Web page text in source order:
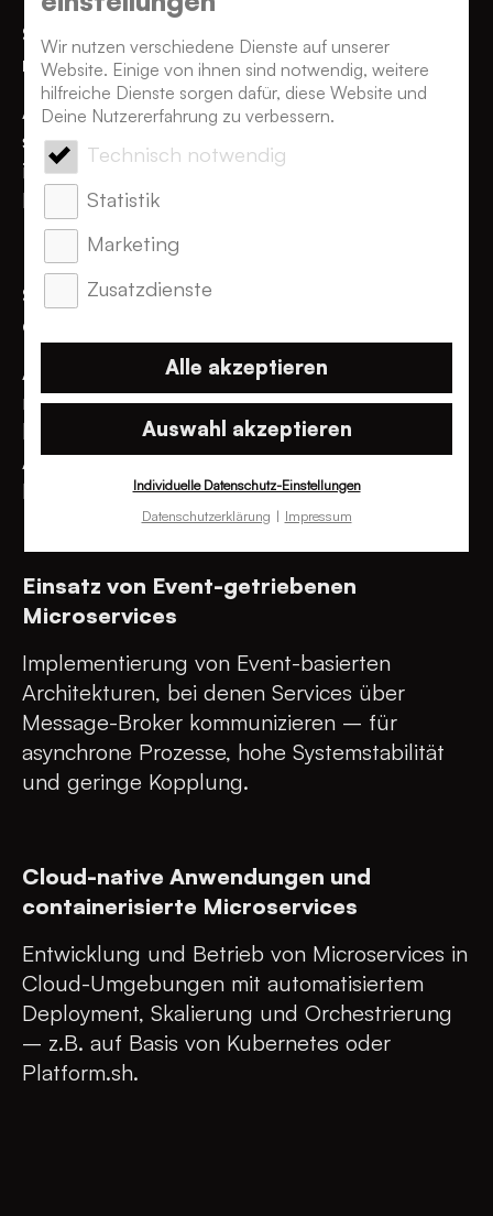
Wir nutzen verschiedene Dienste auf unserer
Website. Einige von ihnen sind notwendig, weitere
hilfreiche Dienste sorgen dafür, diese Website und
Deine Nutzererfahrung zu verbessern.
Technisch notwendig
Statistik
Marketing
Zusatzdienste
Alle akzeptieren
Auswahl akzeptieren
Individuelle Datenschutz-Einstellungen
Datenschutzerklärung
Impressum
Schrittweise Modernisierung
monolithischer Anwendungen
Ablösung komplexer Monolithen durch
sukzessive Auslagerung einzelner Funktionen
in eigenständige Microservices – für mehr
Flexibilität, Wartbarkeit und Skalierbarkeit.
Skalierbare Backend-Architekturen für
digitale Produkte
Aufbau flexibler Backend-Services, die je
nach Bedarf skaliert und angepasst werden
können – ideal für stark frequentierte
Anwendungen oder wachsende
Nutzerzahlen.
Einsatz von Event-getriebenen
Microservices
Implementierung von Event-basierten
Architekturen, bei denen Services über
Message-Broker kommunizieren – für
asynchrone Prozesse, hohe Systemstabilität
und geringe Kopplung.
Cloud-native Anwendungen und
containerisierte Microservices
Entwicklung und Betrieb von Microservices in
Cloud-Umgebungen mit automatisiertem
Deployment, Skalierung und Orchestrierung
– z.B. auf Basis von Kubernetes oder
Platform.sh.